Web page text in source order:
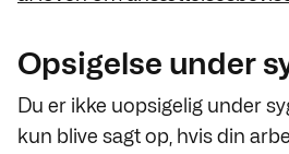
Opsigelse under
Du er ikke uopsigelig under
kun blive sagt op, hvis din